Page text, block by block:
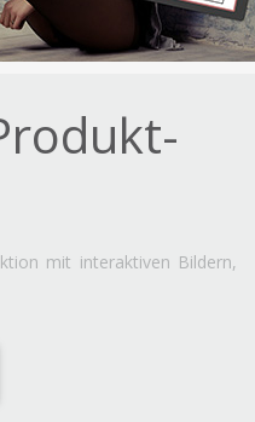
mit interaktiven Bildern,